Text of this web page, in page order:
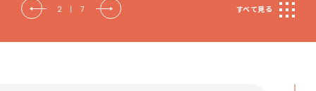
2 | 7 すべて見る